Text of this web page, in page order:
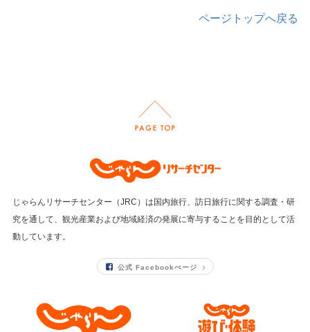
ページトップへ戻る
じゃらんリサーチセンター（JRC）は国内旅行、訪日旅行に関する調査・研
究を通して、 観光産業および地域経済の発展に寄与することを目的として活
動しています。
公式 Facebookぺージ